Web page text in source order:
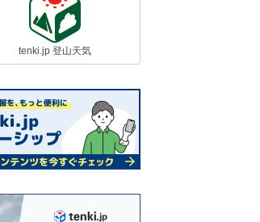
tenki.jp 登山天気